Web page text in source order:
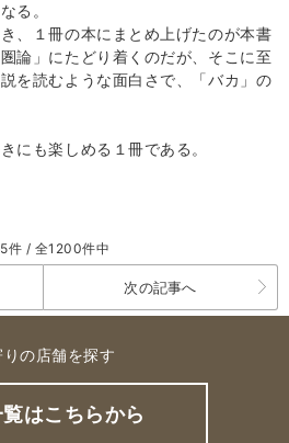
る。
、１冊の本にまとめ上げたのが本書
論」にたどり着くのだが、そこに至
を読むような面白さで、「バカ」の
にも楽しめる１冊である。
件 / 全1200件中
次の記事へ
りの店舗を探す
はこちらから